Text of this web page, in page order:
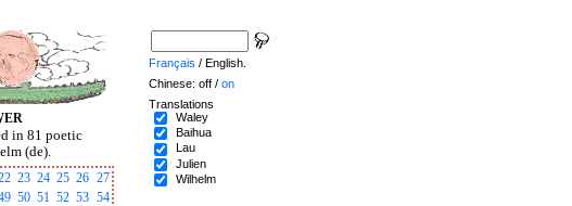
in 81 poetic
(de).
23 24 25 26 27
50 51 52 53 54
Français / English.
Chinese: off / on
Translations
Waley
Baihua
Lau
Julien
Wilhelm